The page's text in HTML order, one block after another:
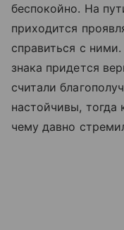
беспокойно. На
приходится
справиться с
знака придется
считали
настойчивы, тогда
чему давно